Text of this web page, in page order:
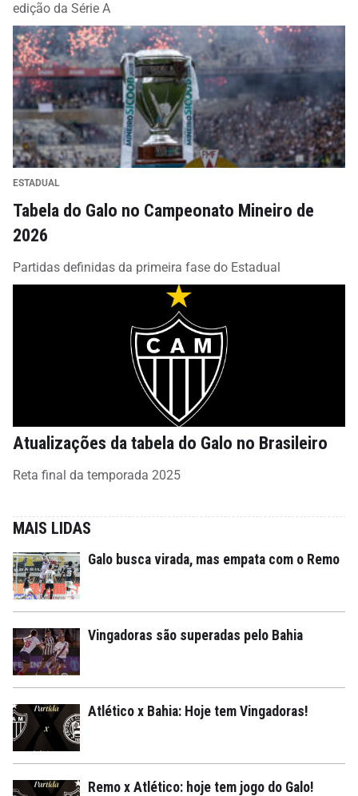
edição da Série A
ESTADUAL
Tabela do Galo no Campeonato Mineiro de
2026
Partidas definidas da primeira fase do Estadual
Atualizações da tabela do Galo no Brasileiro
Reta final da temporada 2025
MAIS LIDAS
Galo busca virada, mas empata com o Remo
Vingadoras são superadas pelo Bahia
Atlético x Bahia: Hoje tem Vingadoras!
Remo x Atlético: hoje tem jogo do Galo!